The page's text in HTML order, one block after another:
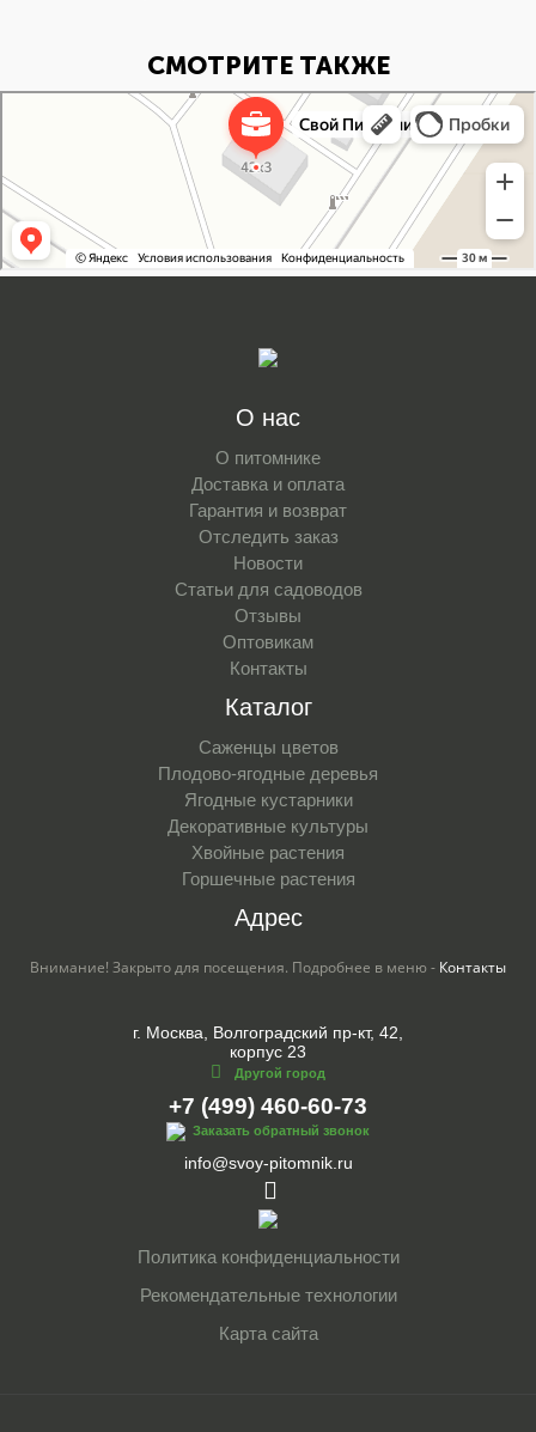
СМОТРИТЕ ТАКЖЕ
Питомник растений в Москве
О нас
О питомнике
Доставка и оплата
Гарантия и возврат
Отследить заказ
Новости
Статьи для садоводов
Отзывы
Оптовикам
Контакты
Каталог
Саженцы цветов
Плодово-ягодные деревья
Ягодные кустарники
Декоративные культуры
Хвойные растения
Горшечные растения
Адрес
Внимание! Закрыто для посещения. Подробнее в меню - Контакты
г. Москва, Волгоградский пр-кт, 42,
корпус 23
Другой город
+7 (499) 460-60-73
Заказать обратный звонок
info@svoy-pitomnik.ru
Политика конфиденциальности
Рекомендательные технологии
Карта сайта